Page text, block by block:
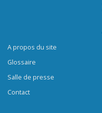
A propos du site
Glossaire
Salle de presse
Contact